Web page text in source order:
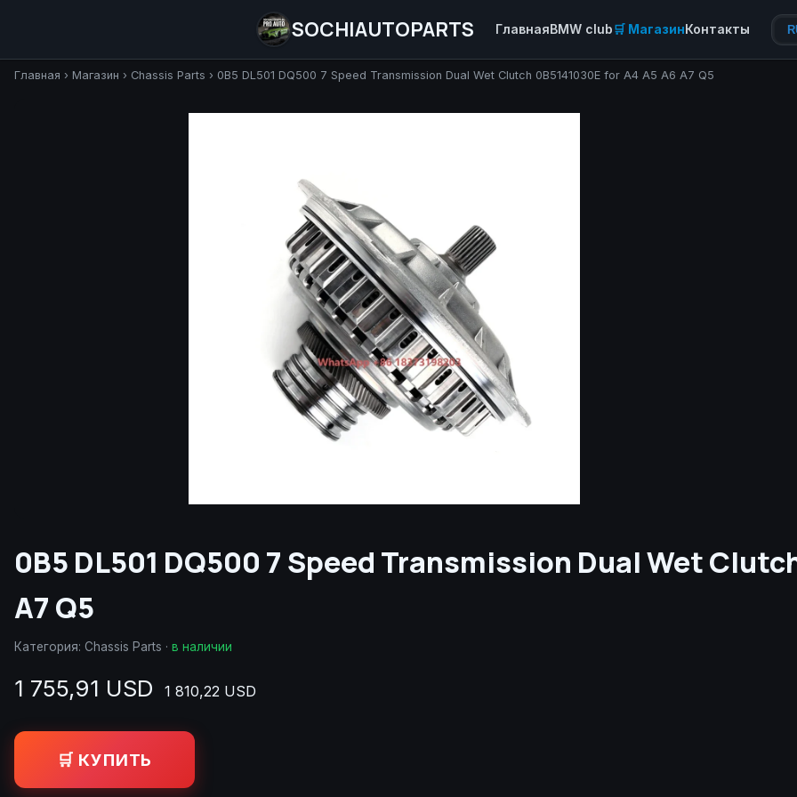
SOCHIAUTOPARTS ГлавнаяBMW club🛒 МагазинКонтакты
Главная › Магазин › Chassis Parts › 0B5 DL501 DQ500 7 Speed Transmission Dual Wet Clutch 0B5141030E for A4 A5 A6 A7 Q5
0B5 DL501 DQ500 7 Speed Transmission Dual Wet
A7 Q5
Категория: Chassis Parts · в наличии
1 755,91 USD 1 810,22 USD
🛒 КУПИТЬ